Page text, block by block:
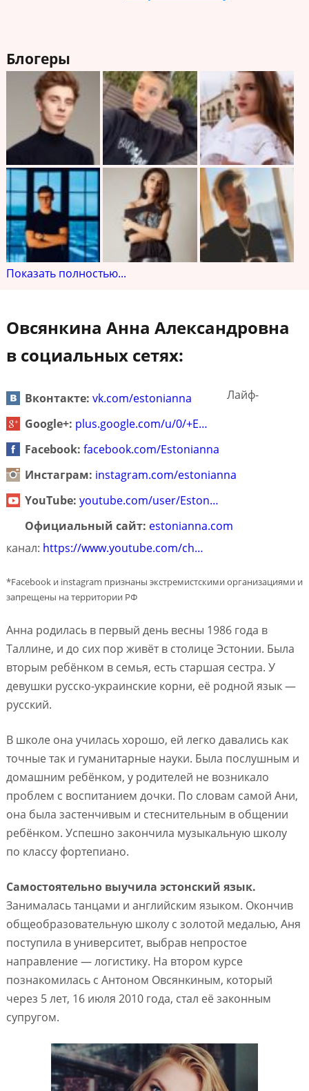
Блогеры
Показать полностью...
Овсянкина Анна Александровна
в социальных сетях:
Вконтакте: vk.com/estonianna
Google+: plus.google.com/u/0/+E…
Facebook: facebook.com/Estonianna
Инстаграм: instagram.com/estonianna
YouTube: youtube.com/user/Eston…
Официальный сайт: estonianna.com
Лайф-
канал: https://www.youtube.com/ch…
*Facebook и instagram признаны экстремистскими организациями и
запрещены на территории РФ
Анна родилась в первый день весны 1986 года в
Таллине, и до сих пор живёт в столице Эстонии. Была
вторым ребёнком в семья, есть старшая сестра. У
девушки русско-украинские корни, её родной язык —
русский.
В школе она училась хорошо, ей легко давались как
точные так и гуманитарные науки. Была послушным и
домашним ребёнком, у родителей не возникало
проблем с воспитанием дочки. По словам самой Ани,
она была застенчивым и стеснительным в общении
ребёнком. Успешно закончила музыкальную школу
по классу фортепиано.
Самостоятельно выучила эстонский язык.
Занималась танцами и английским языком. Окончив
общеобразовательную школу с золотой медалью, Аня
поступила в университет, выбрав непростое
направление — логистику. На втором курсе
познакомилась с Антоном Овсянкиным, который
через 5 лет, 16 июля 2010 года, стал её законным
супругом.